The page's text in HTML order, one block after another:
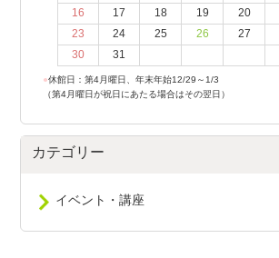
16
17 18 19 20
23
24 25 26 27
30
31
●休館日：第4月曜日、年末年始12/29～1/3
（第4月曜日が祝日にあたる場合はその翌日）
カテゴリー
イベント・講座